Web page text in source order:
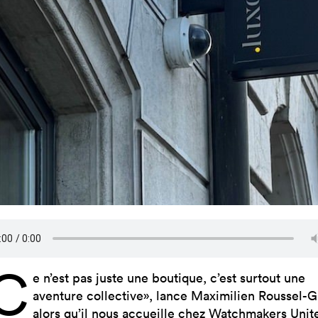
e n’est pas juste une boutique, c’est surtout une
aventure collective», lance Maximilien Roussel-
alors qu’il nous accueille chez Watchmakers